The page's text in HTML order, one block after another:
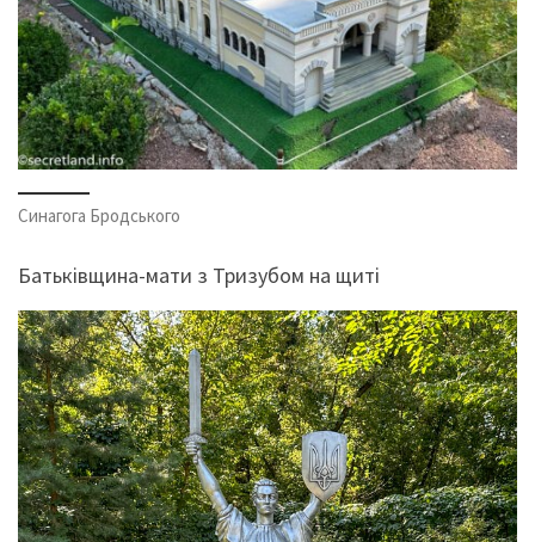
Синагога Бродського
Батьківщина-мати з Тризубом на щиті